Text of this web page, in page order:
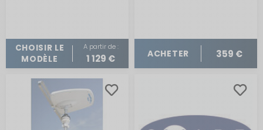
CHOISIR LE
MODÈLE
A partir de :
1 129 € ACHETER 359 €